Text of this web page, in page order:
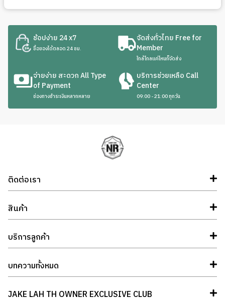
ช้อปง่าย 24 x7
ซื้อของได้ตลอด 24 ชม.
จัดส่งทั่วไทย Free for
Member
ใกล้ไกลแค่ไหนก็จัดส่ง
จ่ายง่าย สะดวก All Type
of Payment
ช่องทางชำระเงินหลากหลาย
บริการช่วยเหลือ Call
Center
09:00 - 21:00 ทุกวัน
ติดต่อเรา
สินค้า
บริการลูกค้า
บทความทั้งหมด
JAKE LAH TH OWNER EXCLUSIVE CLUB